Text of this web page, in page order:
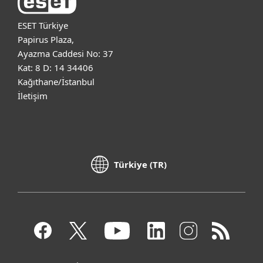
ESET Türkiye
Papirus Plaza,
Ayazma Caddesi No: 37
Kat: 8 D: 14 34406
Kağıthane/İstanbul
İletişim
Türkiye (TR)